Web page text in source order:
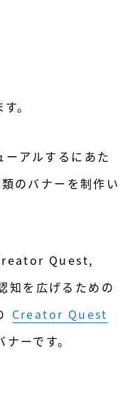
。
アルするにあた
のバナーを制作い
Quest,
知を広げるための
Creator Quest
ーです。